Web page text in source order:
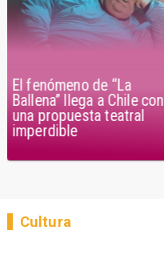
El fenómeno de “La
Ballena” llega a Chile con
una propuesta teatral
imperdible
Cultura